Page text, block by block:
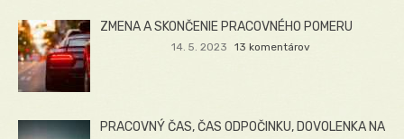
ZMENA A SKONČENIE PRACOVNÉHO POMERU
14. 5. 2023 13 komentárov
PRACOVNÝ ČAS, ČAS ODPOČINKU, DOVOLENKA NA